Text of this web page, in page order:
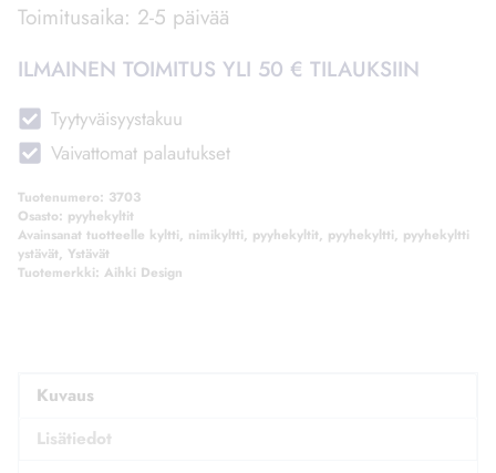
Toimitusaika: 2-5 päivää
ILMAINEN TOIMITUS YLI 50 € TILAUKSIIN
Tyytyväisyystakuu
Vaivattomat palautukset
Tuotenumero: 3703
Osasto: pyyhekyltit
Avainsanat tuotteelle kyltti, nimikyltti, pyyhekyltit, pyyhekyltti, pyyhekyltti
ystävät, Ystävät
Tuotemerkki: Aihki Design
Kuvaus
Lisätiedot